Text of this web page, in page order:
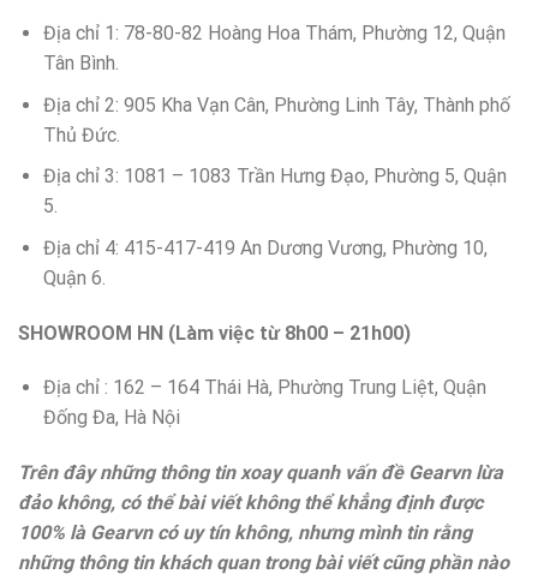
Địa chỉ 1: 78-80-82 Hoàng Hoa Thám, Phường 12, Quận
Tân Bình.
Địa chỉ 2: 905 Kha Vạn Cân, Phường Linh Tây, Thành phố
Thủ Đức.
Địa chỉ 3: 1081 – 1083 Trần Hưng Đạo, Phường 5, Quận
5.
Địa chỉ 4: 415-417-419 An Dương Vương, Phường 10,
Quận 6.
SHOWROOM HN (Làm việc từ 8h00 – 21h00)
Địa chỉ : 162 – 164 Thái Hà, Phường Trung Liệt, Quận
Đống Đa, Hà Nội
Trên đây những thông tin xoay quanh vấn đề Gearvn lừa
đảo không, có thể bài viết không thể khẳng định được
100% là Gearvn có uy tín không, nhưng mình tin rằng
những thông tin khách quan trong bài viết cũng phần nào